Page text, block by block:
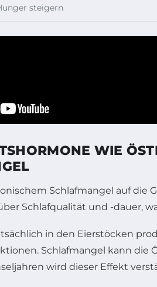
steigern
WIE
Schlafmangel auf die
Schlafqualität und -dauer,
in den Eierstöcken
Schlafmangel kann die
wird dieser Effekt